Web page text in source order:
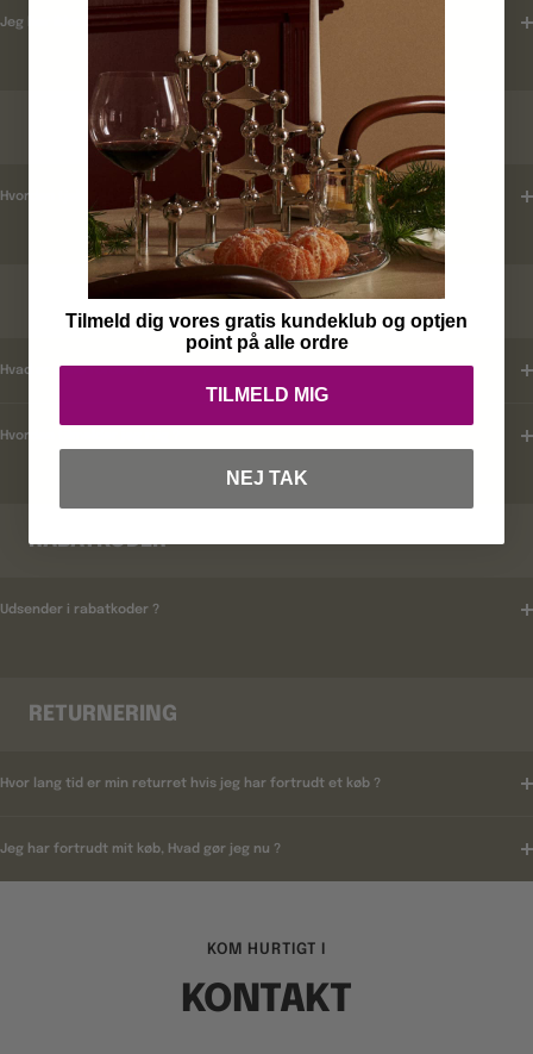
Jeg har ikke modtaget en ordrebekræftelse ?
LEVERINGSTID
Hvordan tjekker jeg leveringstid ?
KUNDEKLUB
Hvad er mine fordele ?
Hvordan tilmelder jeg mig ?
RABATKODER
Udsender i rabatkoder ?
RETURNERING
Hvor lang tid er min returret hvis jeg har fortrudt et køb ?
Jeg har fortrudt mit køb, Hvad gør jeg nu ?
KOM HURTIGT I
KONTAKT
Tilmeld dig vores gratis kundeklub og optjen
point på alle ordre
TILMELD MIG
NEJ TAK